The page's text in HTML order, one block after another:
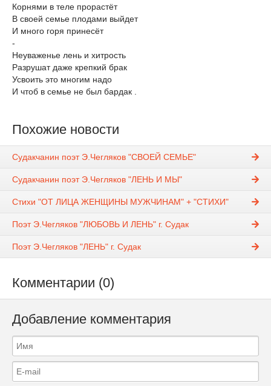
Корнями в теле прорастёт
В своей семье плодами выйдет
И много горя принесёт
-
Неуваженье лень и хитрость
Разрушат даже крепкий брак
Усвоить это многим надо
И чтоб в семье не был бардак .
Похожие новости
Судакчанин поэт Э.Чегляков "СВОЕЙ СЕМЬЕ"
Судакчанин поэт Э.Чегляков "ЛЕНЬ И МЫ"
Стихи "ОТ ЛИЦА ЖЕНЩИНЫ МУЖЧИНАМ" + "СТИХИ"
Поэт Э.Чегляков "ЛЮБОВЬ И ЛЕНЬ" г. Судак
Поэт Э.Чегляков "ЛЕНЬ" г. Судак
Комментарии (0)
Добавление комментария